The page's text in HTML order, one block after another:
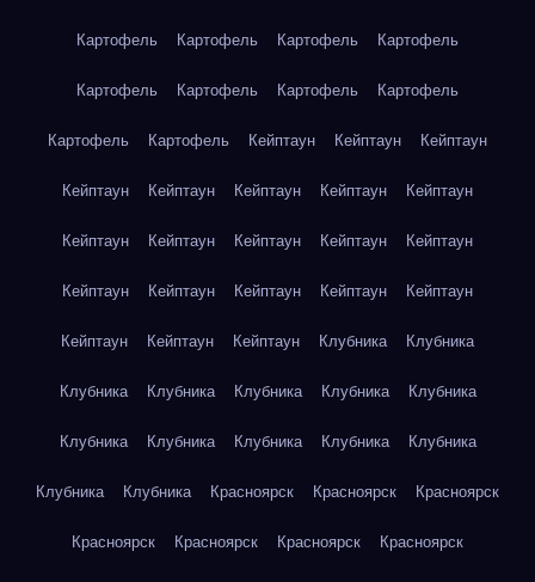
Картофель Картофель Картофель Картофель
Картофель Картофель Картофель Картофель
Картофель Картофель Кейптаун Кейптаун Кейптаун
Кейптаун Кейптаун Кейптаун Кейптаун Кейптаун
Кейптаун Кейптаун Кейптаун Кейптаун Кейптаун
Кейптаун Кейптаун Кейптаун Кейптаун Кейптаун
Кейптаун Кейптаун Кейптаун Клубника Клубника
Клубника Клубника Клубника Клубника Клубника
Клубника Клубника Клубника Клубника Клубника
Клубника Клубника Красноярск Красноярск Красноярск
Красноярск Красноярск Красноярск Красноярск